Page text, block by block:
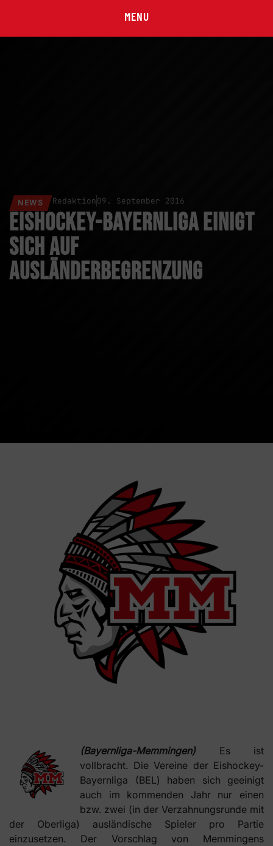
MENU
NEWS Redaktion09. September 2016
Eishockey-Bayernliga einigt
sich auf
Ausländerbegrenzung
(Bayernliga-Memmingen) Es ist
vollbracht. Die Vereine der Eishockey-
Bayernliga (BEL) haben sich geeinigt
auch im kommenden Jahr nur einen
bzw. zwei (in der Verzahnungsrunde mit
der Oberliga) ausländische Spieler pro Partie
einzusetzen. Der Vorschlag von Memmingens